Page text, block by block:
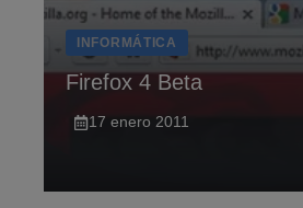
INFORMÁTICA
Firefox 4 Beta
17 enero 2011